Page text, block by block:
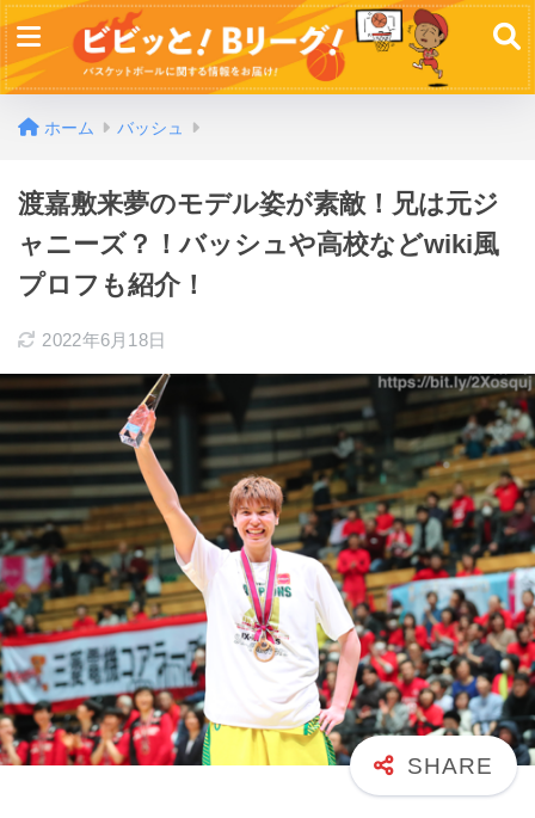
ホーム バッシュ
渡嘉敷来夢のモデル姿が素敵！兄は元ジ
ャニーズ？！バッシュや高校などwiki風
プロフも紹介！
2022年6月18日